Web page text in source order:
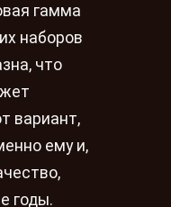
гамма
наборов
что
вариант,
ему и,
годы.